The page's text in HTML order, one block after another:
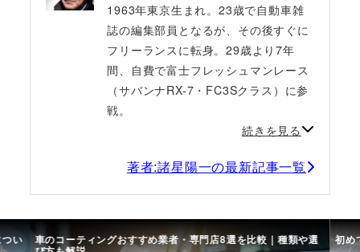
1963年東京生まれ。23歳で自動車雑
誌の編集部員となるが、その後すぐに
フリーランスに転身。29歳より7年
間、自費で富士フレッシュマンレース
（サバンナRX-7・FC3Sクラス）に参
戦。
続きを見る
著者:諸星陽一の最新記事一覧
い 車のコーティングおすすめ業者・専門店8選を比較｜種類や選 初め